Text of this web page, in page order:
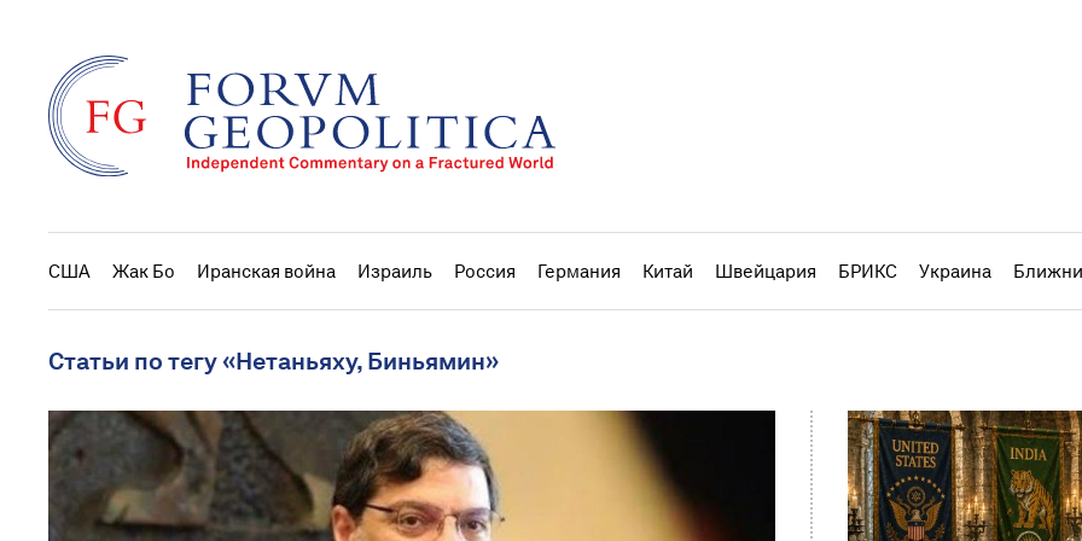
США Жак Бо Иранская война Израиль Россия Германия Китай Швейцария БРИКС Украина
Статьи по тегу «Нетаньяху, Биньямин»